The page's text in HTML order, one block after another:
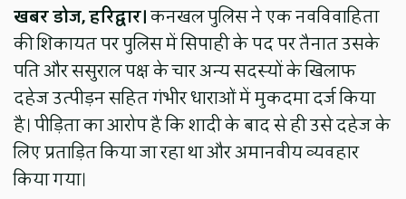
खबर डोज, हरिद्वार।कनखल पुलिस ने एक नवविवाहिता
की शिकायत पर पुलिस में सिपाही के पद पर तैनात उसके
पति और ससुराल पक्ष के चार अन्य सदस्यों के खिलाफ
दहेज उत्पीड़न सहित गंभीर धाराओं में मुकदमा दर्ज किया
है। पीड़िता का आरोप है कि शादी के बाद से ही उसे दहेज के
लिए प्रताड़ित किया जा रहा था और अमानवीय व्यवहार
किया गया।